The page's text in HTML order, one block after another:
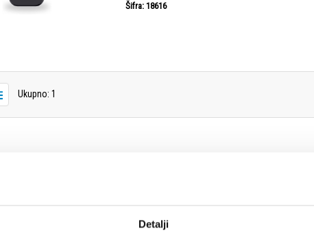
Detalji
Šifra: 18616
Ukupno: 1